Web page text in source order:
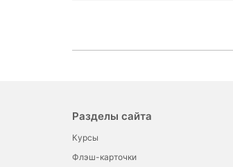
Разделы сайта
Курсы
Флэш-карточки